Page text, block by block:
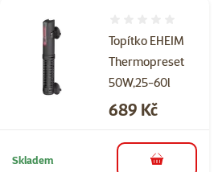
Topítko EHEIM
Thermopreset
50W,25-60l
Cena
689 Kč
Skladem do košíku